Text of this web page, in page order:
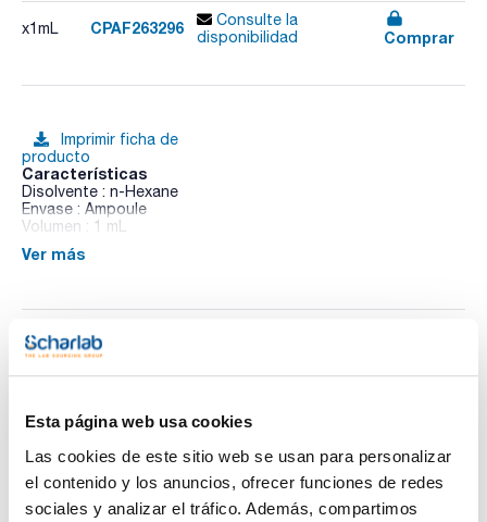
Esta página web usa cookies
Las cookies de este sitio web se usan para personalizar
el contenido y los anuncios, ofrecer funciones de redes
sociales y analizar el tráfico. Además, compartimos
x1mL CPAF263296
Consulte la
disponibilidad
Comprar
Imprimir ficha de
producto
Características
Disolvente : n-Hexane
Envase : Ampoule
Volumen : 1 mL
Composition:
Ver más
Documentación técnica
descargas
descargas
SDS/ Hoja de seguridad
Regístrate para